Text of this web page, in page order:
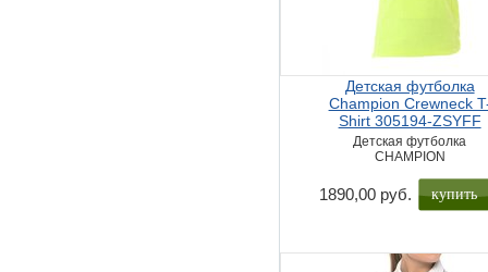
Детская футболка
Champion Crewneck
Shirt 305194-ZSYFF
Детская футболка
CHAMPION
1890,00 руб. купить